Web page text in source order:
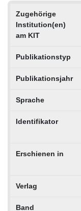
Zugehörige
Institution(en)
am KIT
Publikationstyp
Publikationsjahr
Sprache
Identifikator
Erschienen in
Verlag
Band